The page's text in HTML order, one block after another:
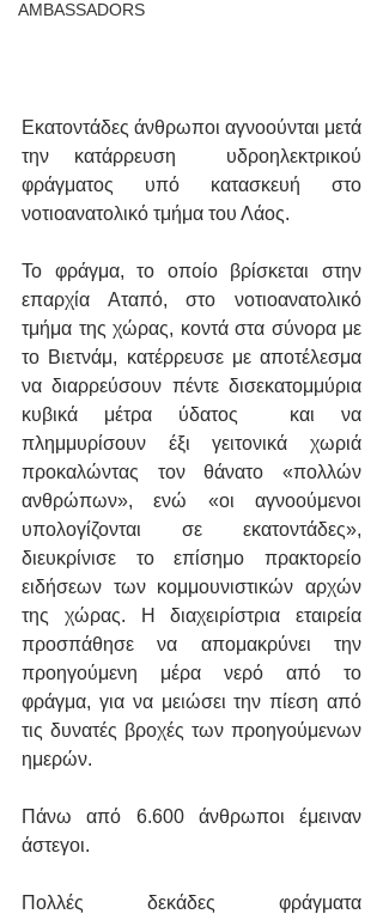
AMBASSADORS
Εκατοντάδες άνθρωποι αγνοούνται μετά
την κατάρρευση  υδροηλεκτρικού
φράγματος υπό κατασκευή στο
νοτιοανατολικό τμήμα του Λάος.
Το φράγμα, το οποίο βρίσκεται στην
επαρχία Αταπό, στο νοτιοανατολικό
τμήμα της χώρας, κοντά στα σύνορα με
το Βιετνάμ, κατέρρευσε με αποτέλεσμα
να διαρρεύσουν πέντε δισεκατομμύρια
κυβικά μέτρα ύδατος  και να
πλημμυρίσουν έξι γειτονικά χωριά
προκαλώντας τον θάνατο «πολλών
ανθρώπων», ενώ «οι αγνοούμενοι
υπολογίζονται σε εκατοντάδες»,
διευκρίνισε το επίσημο πρακτορείο
ειδήσεων των κομμουνιστικών αρχών
της χώρας. H διαχειρίστρια εταιρεία
προσπάθησε να απομακρύνει την
προηγούμενη μέρα νερό από το
φράγμα, για να μειώσει την πίεση από
τις δυνατές βροχές των προηγούμενων
ημερών.
Πάνω από 6.600 άνθρωποι έμειναν
άστεγοι.
Πολλές δεκάδες φράγματα